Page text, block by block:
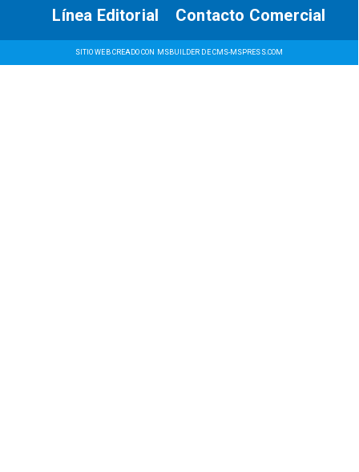
SITIO WEB CREADO CON MSBUILDER DE CMS-MSPRESS.COM
Contacto Comercial
Línea Editorial